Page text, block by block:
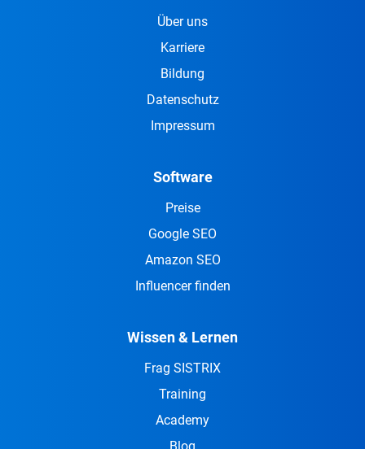
Über uns
Karriere
Bildung
Datenschutz
Impressum
Software
Preise
Google SEO
Amazon SEO
Influencer finden
Wissen & Lernen
Frag SISTRIX
Training
Academy